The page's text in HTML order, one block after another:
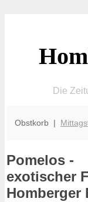
Die
Obstkorb |
Pomelos -
exotischer
Homberger